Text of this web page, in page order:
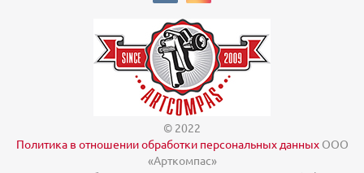
© 2022
Политика в отношении обработки персональных данныхООО
«Арткомпас»